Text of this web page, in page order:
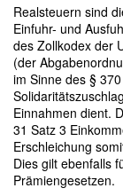
Realsteuern sind
Einfuhr- und
des Zollkodex der
(der
im Sinne des §
Einnahmen dient.
31 Satz 3
Erschleichung
Dies gilt ebenfalls
Prämiengesetzen.